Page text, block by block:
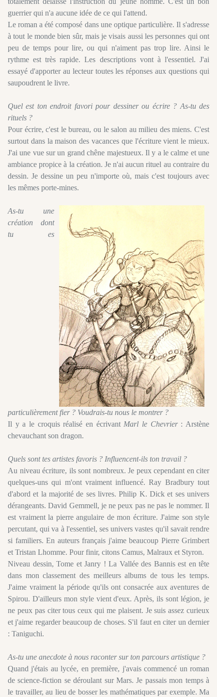
guerrier qui n'a aucune idée de ce qui l'attend.
Le roman a été composé dans une optique particulière. Il s'adresse
à tout le monde bien sûr, mais je visais aussi les personnes qui ont
peu de temps pour lire, ou qui n'aiment pas trop lire. Ainsi le
rythme est très rapide. Les descriptions vont à l'essentiel. J'ai
essayé d'apporter au lecteur toutes les réponses aux questions qui
saupoudrent le livre.
Quel est ton endroit favori pour dessiner ou écrire ? As-tu des
rituels ?
Pour écrire, c'est le bureau, ou le salon au milieu des miens. C'est
surtout dans la maison des vacances que l'écriture vient le mieux.
J'ai une vue sur un grand chêne majestueux. Il y a le calme et une
ambiance propice à la création. Je n'ai aucun rituel au contraire du
dessin. Je dessine un peu n'importe où, mais c'est toujours avec
les mêmes porte-mines.
As-tu une
création dont
tu es
particulièrement fier ? Voudrais-tu nous le montrer ?
Il y a le croquis réalisé en écrivant Marl le Chevrier: Arstène
chevauchant son dragon.
Quels sont tes artistes favoris ? Influencent-ils ton travail ?
Au niveau écriture, ils sont nombreux. Je peux cependant en citer
quelques-uns qui m'ont vraiment influencé. Ray Bradbury tout
d'abord et la majorité de ses livres. Philip K. Dick et ses univers
dérangeants. David Gemmell, je ne peux pas ne pas le nommer. Il
est vraiment la pierre angulaire de mon écriture. J'aime son style
percutant, qui va à l'essentiel, ses univers vastes qu'il savait rendre
si familiers. En auteurs français j'aime beaucoup Pierre Grimbert
et Tristan Lhomme. Pour finir, citons Camus, Malraux et Styron.
Niveau dessin, Tome et Janry ! La Vallée des Bannis est en tête
dans mon classement des meilleurs albums de tous les temps.
J'aime vraiment la période qu'ils ont consacrée aux aventures de
Spirou. D'ailleurs mon style vient d'eux. Après, ils sont légion, je
ne peux pas citer tous ceux qui me plaisent. Je suis assez curieux
et j'aime regarder beaucoup de choses. S'il faut en citer un dernier
: Taniguchi.
As-tu une anecdote à nous raconter sur ton parcours artistique ?
Quand j'étais au lycée, en première, j'avais commencé un roman
de science-fiction se déroulant sur Mars. Je passais mon temps à
le travailler, au lieu de bosser les mathématiques par exemple. Ma